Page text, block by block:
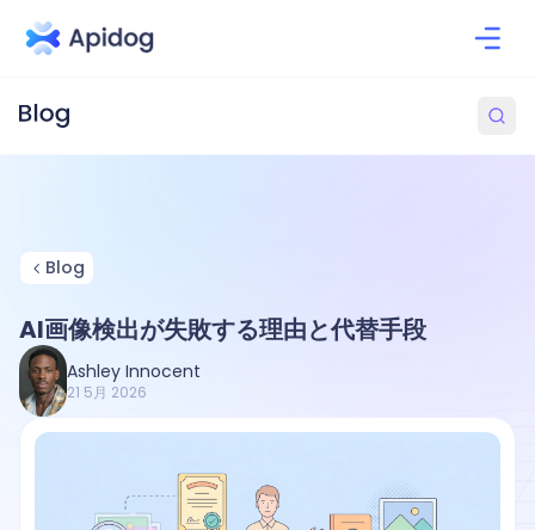
Blog
AI画像検出が失敗する理由と代替手段
Ashley Innocent
21 5月 2026